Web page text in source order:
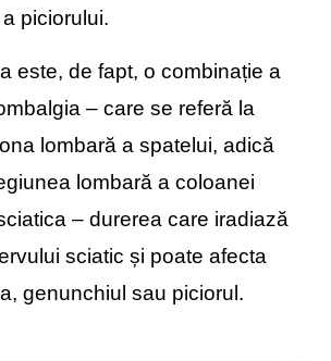
piciorului.
este, de fapt, o combinație a
– care se referă la
lombară a spatelui, adică
lombară a coloanei
– durerea care iradiază
sciatic și poate afecta
genunchiul sau piciorul.